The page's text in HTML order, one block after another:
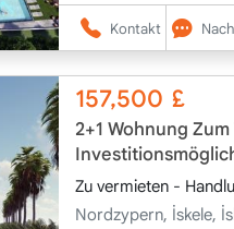
Kontakt
157,500 £
2+1 Wohnung
Zu vermieten -
Nordzypern, İskele,